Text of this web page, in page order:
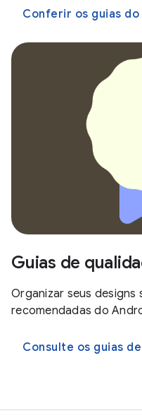
Conferir os guias
Guias de
Organizar seus designs
recomendadas do
Consulte os guias